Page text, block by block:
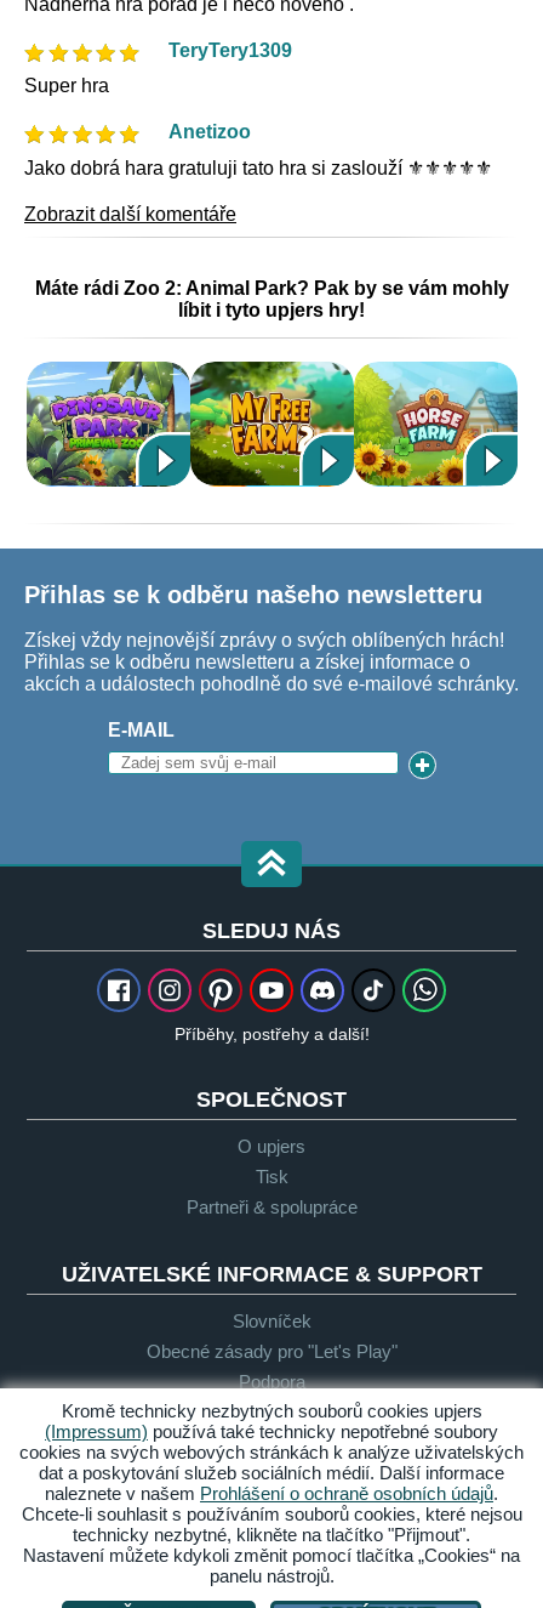
TeryTery1309
Super hra
Anetizoo
Jako dobrá hara gratuluji tato hra si zaslouží ⚜️⚜️⚜️⚜️⚜️
Zobrazit další komentáře
Máte rádi Zoo 2: Animal Park? Pak by se vám mohly
líbit i tyto upjers hry!
Přihlas se k odběru našeho newsletteru
Získej vždy nejnovější zprávy o svých oblíbených hrách!
Přihlas se k odběru newsletteru a získej informace o
akcích a událostech pohodlně do své e-mailové schránky.
E-MAIL
SLEDUJ NÁS
Příběhy, postřehy a další!
SPOLEČNOST
O upjers
Tisk
Partneři & spolupráce
UŽIVATELSKÉ INFORMACE & SUPPORT
Slovníček
Obecné zásady pro "Let's Play"
Podpora
Impresum
Ochrana
osobních
údajů
Podmínky
Bezbariérový
přístup
Spravovat cookies
Kromě technicky nezbytných souborů cookies upjers
(Impressum) používá také technicky nepotřebné soubory
cookies na svých webových stránkách k analýze uživatelských
dat a poskytování služeb sociálních médií. Další informace
naleznete v našem Prohlášení o ochraně osobních údajů.
Chcete-li souhlasit s používáním souborů cookies, které nejsou
technicky nezbytné, klikněte na tlačítko "Přijmout".
Nastavení můžete kdykoli změnit pomocí tlačítka „Cookies“ na
panelu nástrojů.